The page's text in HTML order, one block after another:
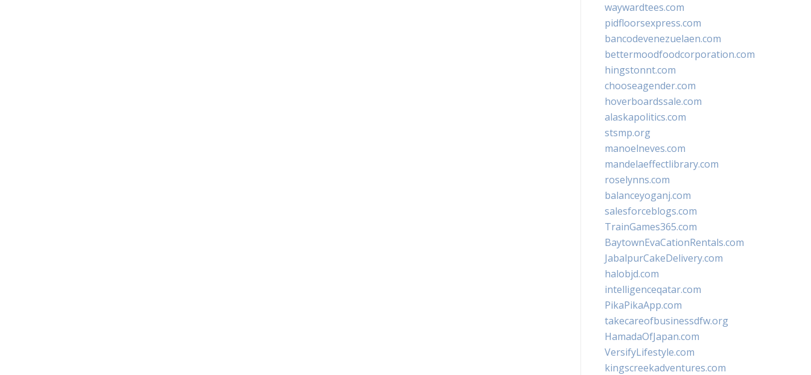
waywardtees.com
pidfloorsexpress.com
bancodevenezuelaen.com
bettermoodfoodcorporation.com
hingstonnt.com
chooseagender.com
hoverboardssale.com
alaskapolitics.com
stsmp.org
manoelneves.com
mandelaeffectlibrary.com
roselynns.com
balanceyoganj.com
salesforceblogs.com
TrainGames365.com
BaytownEvaCationRentals.com
JabalpurCakeDelivery.com
halobjd.com
intelligenceqatar.com
PikaPikaApp.com
takecareofbusinessdfw.org
HamadaOfJapan.com
VersifyLifestyle.com
kingscreekadventures.com